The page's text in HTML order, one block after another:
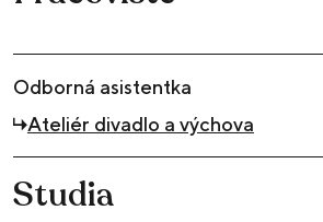
Odborná asistentka
Ateliér divadlo a výchova
Studia